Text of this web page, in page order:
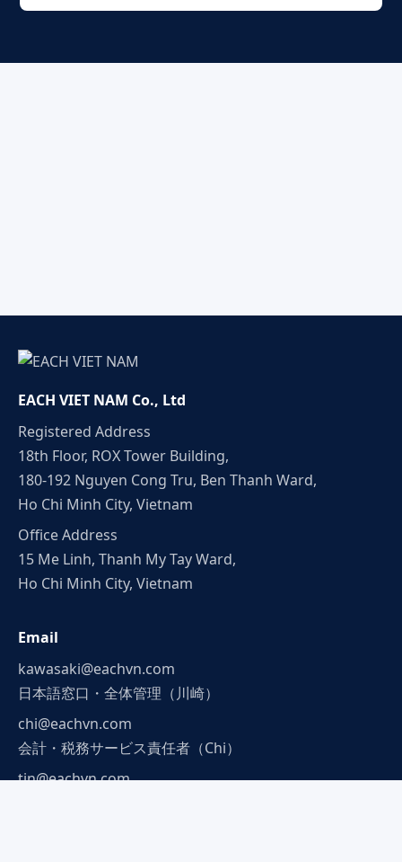
EACH VIET NAM Co., Ltd
Registered Address
18th Floor, ROX Tower Building,
180-192 Nguyen Cong Tru, Ben Thanh Ward,
Ho Chi Minh City, Vietnam
Office Address
15 Me Linh, Thanh My Tay Ward,
Ho Chi Minh City, Vietnam
Email
kawasaki@eachvn.com
日本語窓口・全体管理（川崎）
chi@eachvn.com
会計・税務サービス責任者（Chi）
tin@eachvn.com